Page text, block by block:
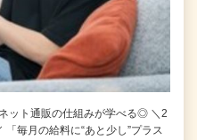
ット通販の仕組みが学べる◎ ＼2
毎月の給料に“あと少し”プラス